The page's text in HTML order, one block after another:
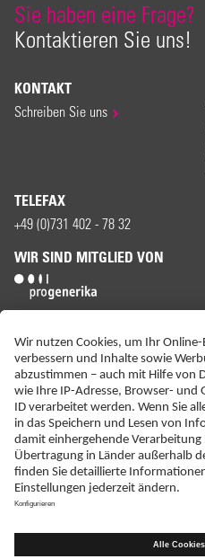
Sie haben eine Frage?
Kontaktieren Sie uns!
KONTAKT
Schreiben Sie uns
TELEFAX
+49 (0)731 402 - 78 32
WIR SIND MITGLIED VON
ERKLÄRUNG ZUR BARRIEREFREIHEIT
IMPRESSUM
KONTAKT
NEBENWIRKUNGSANZEIGEN
LIEFER-AGB